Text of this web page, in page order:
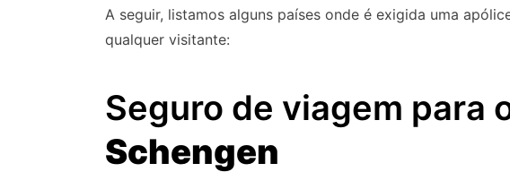
A seguir, listamos alguns países onde é exigida uma
qualquer visitante:
Seguro de viagem para
Schengen